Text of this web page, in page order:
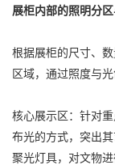
展柜内部的照明分
根据展柜的尺寸、
区域，通过照度与
核心展示区：针对
布光的方式，突出
聚光灯具，对文物进